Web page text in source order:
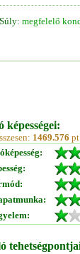
Súly: megfelelő
képességei:
1469.576 pt